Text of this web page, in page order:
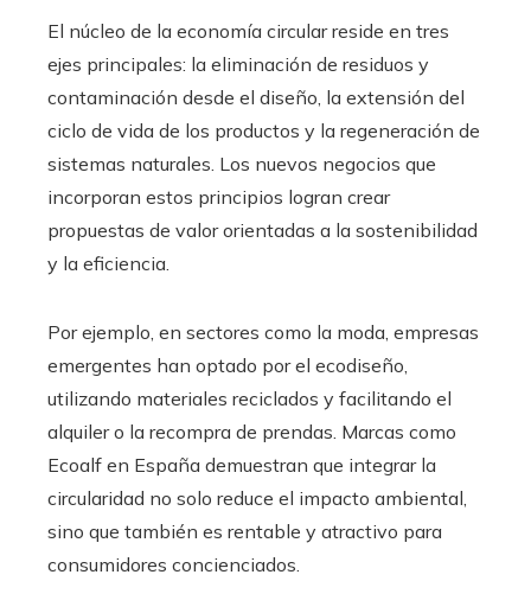
El núcleo de la economía circular reside en tres
ejes principales: la eliminación de residuos y
contaminación desde el diseño, la extensión del
ciclo de vida de los productos y la regeneración de
sistemas naturales. Los nuevos negocios que
incorporan estos principios logran crear
propuestas de valor orientadas a la sostenibilidad
y la eficiencia.
Por ejemplo, en sectores como la moda, empresas
emergentes han optado por el ecodiseño,
utilizando materiales reciclados y facilitando el
alquiler o la recompra de prendas. Marcas como
Ecoalf en España demuestran que integrar la
circularidad no solo reduce el impacto ambiental,
sino que también es rentable y atractivo para
consumidores concienciados.